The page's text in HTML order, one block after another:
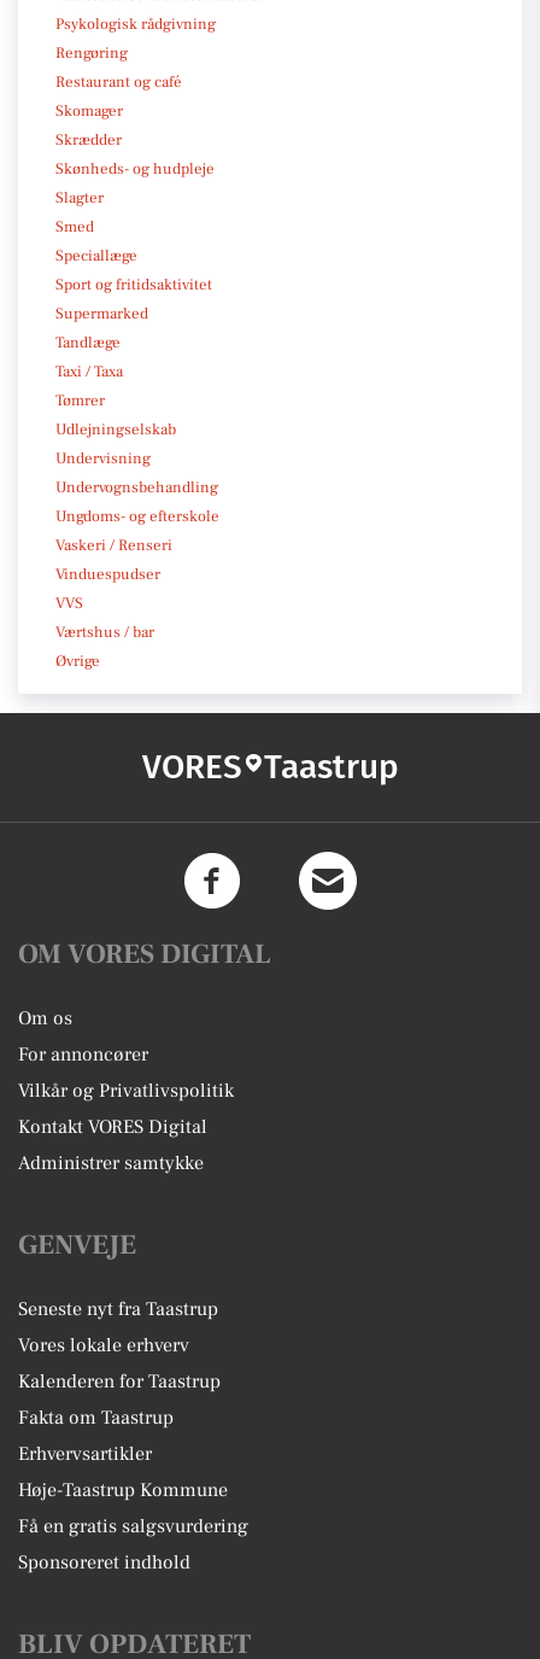
Psykologisk rådgivning
Rengøring
Restaurant og café
Skomager
Skrædder
Skønheds- og hudpleje
Slagter
Smed
Speciallæge
Sport og fritidsaktivitet
Supermarked
Tandlæge
Taxi / Taxa
Tømrer
Udlejningselskab
Undervisning
Undervognsbehandling
Ungdoms- og efterskole
Vaskeri / Renseri
Vinduespudser
VVS
Værtshus / bar
Øvrige
VORES Taastrup
OM VORES DIGITAL
Om os
For annoncører
Vilkår og Privatlivspolitik
Kontakt VORES Digital
Administrer samtykke
GENVEJE
Seneste nyt fra Taastrup
Vores lokale erhverv
Kalenderen for Taastrup
Fakta om Taastrup
Erhvervsartikler
Høje-Taastrup Kommune
Få en gratis salgsvurdering
Sponsoreret indhold
BLIV OPDATERET